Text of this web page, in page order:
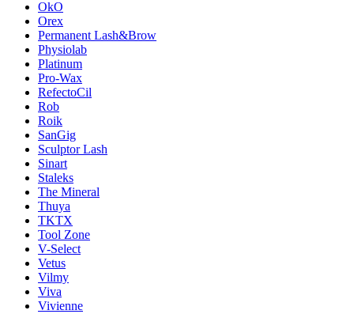
OkO
Orex
Permanent Lash&Brow
Physiolab
Platinum
Pro-Wax
RefectoCil
Rob
Roik
SanGig
Sculptor Lash
Sinart
Staleks
The Mineral
Thuya
TKTX
Tool Zone
V-Select
Vetus
Vilmy
Viva
Vivienne